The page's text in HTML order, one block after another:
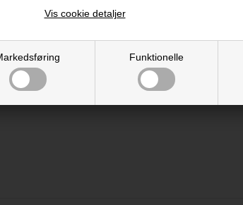
Funktionelle
Vis cookie detaljer
Montage:
Gulvvarme:
Pakkestørrelse: